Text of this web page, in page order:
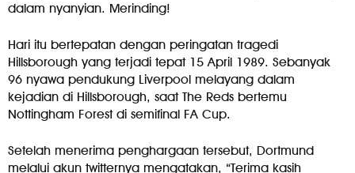
dalam nyanyian. Merinding!
Hari itu bertepatan dengan peringatan tragedi
Hillsborough yang terjadi tepat 15 April 1989. Sebanyak
96 nyawa pendukung Liverpool melayang dalam
kejadian di Hillsborough, saat The Reds bertemu
Nottingham Forest di semifinal FA Cup.
Setelah menerima penghargaan tersebut, Dortmund
melalui akun twitternya mengatakan, “Terima kasih